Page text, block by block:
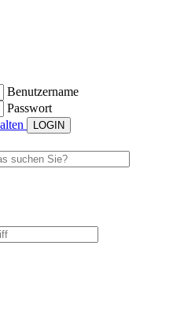
Benutzername
Passwort